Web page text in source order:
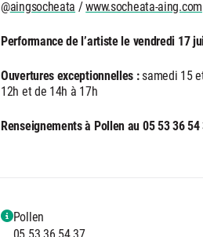
@aingsocheata /www.socheata-aing.com
Performance de l’artiste le vendredi 17
Ouvertures exceptionnelles :samedi 15
12h et de 14h à 17h
Renseignements à Pollen au 05 53 36
Pollen
05 53 36 54 37